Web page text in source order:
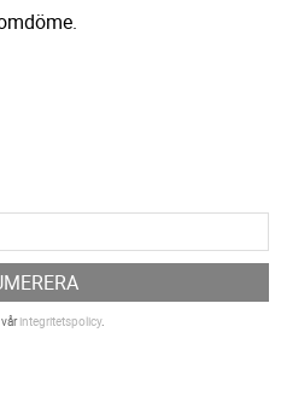
integritetspolicy.